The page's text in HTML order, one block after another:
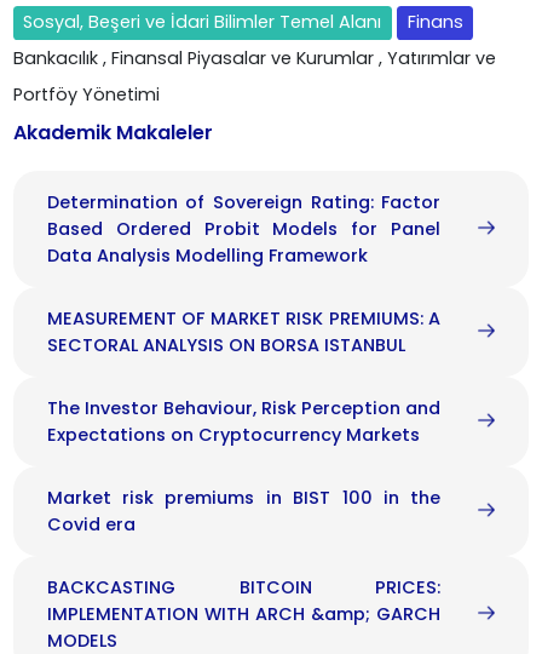
Sosyal, Beşeri ve İdari Bilimler Temel Alanı
Finans
Bankacılık , Finansal Piyasalar ve Kurumlar , Yatırımlar ve
Portföy Yönetimi
Akademik Makaleler
Determination of Sovereign Rating: Factor
Based Ordered Probit Models for Panel
Data Analysis Modelling Framework
MEASUREMENT OF MARKET RISK PREMIUMS: A
SECTORAL ANALYSIS ON BORSA ISTANBUL
The Investor Behaviour, Risk Perception and
Expectations on Cryptocurrency Markets
Market risk premiums in BIST 100 in the
Covid era
BACKCASTING BITCOIN PRICES:
IMPLEMENTATION WITH ARCH &amp; GARCH
MODELS